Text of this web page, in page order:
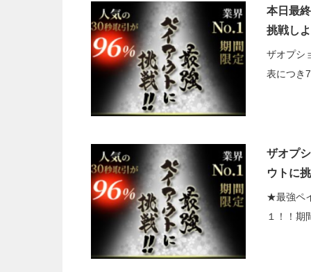
本日最
挑戦しよ
ザオプシ
表につき
ザオプ
ウトに
★最強ペ
１！！期